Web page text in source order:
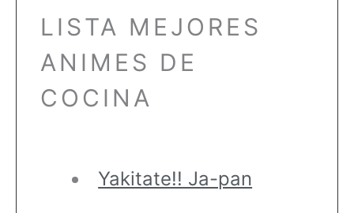
LISTA MEJORES
ANIMES DE
COCINA
Yakitate!! Ja-pan